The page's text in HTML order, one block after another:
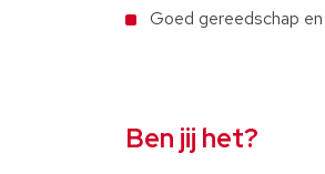
Goed gereedschap
Ben jij het?